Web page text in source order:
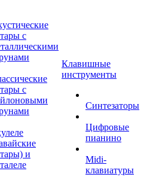
с
с
и
Клавишные
инструменты
Синтезаторы
Цифровые
пианино
Midi-
клавиатуры